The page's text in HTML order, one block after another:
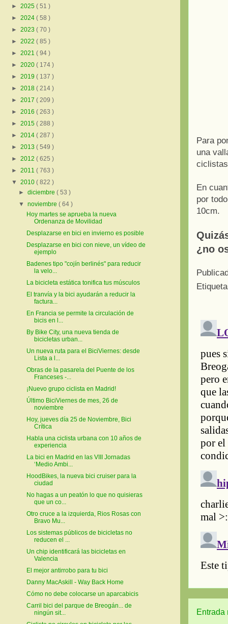
Para
una
En
por
10cm.
¿no
Entrada
► 2025 ( 51 )
► 2024 ( 58 )
► 2023 ( 70 )
► 2022 ( 85 )
► 2021 ( 94 )
► 2020 ( 174 )
► 2019 ( 137 )
► 2018 ( 214 )
► 2017 ( 209 )
► 2016 ( 263 )
► 2015 ( 288 )
► 2014 ( 287 )
► 2013 ( 549 )
► 2012 ( 625 )
► 2011 ( 763 )
▼ 2010 ( 822 )
►diciembre( 53 )
▼noviembre( 64 )
Hoy martes se aprueba la nueva
Ordenanza de Movilidad
Desplazarse en bici en invierno es posible
Desplazarse en bici con nieve, un vídeo de
ejemplo
Badenes tipo "cojín berlinés" para reducir
la velo...
La bicicleta estática tonifica tus músculos
El tranvía y la bici ayudarán a reducir la
factura...
En Francia se permite la circulación de
bicis en l...
By Bike City, una nueva tienda de
bicicletas urban...
Un nueva ruta para el BiciViernes: desde
Lista a l...
Obras de la pasarela del Puente de los
Franceses -...
¡Nuevo grupo ciclista en Madrid!
Último BiciViernes de mes, 26 de
noviembre
Hoy, jueves día 25 de Noviembre, Bici
Crítica
Habla una ciclista urbana con 10 años de
experiencia
La bici en Madrid en las VIII Jornadas
‘Medio Ambi...
HoodBikes, la nueva bici cruiser para la
ciudad
No hagas a un peatón lo que no quisieras
que un co...
Otro cruce a la izquierda, Rios Rosas con
Bravo Mu...
Los sistemas públicos de bicicletas no
reducen el ...
Un chip identificará las bicicletas en
Valencia
El mejor antirrobo para tu bici
Danny MacAskill - Way Back Home
Cómo no debe colocarse un aparcabicis
Carril bici del parque de Breogán... de
ningún sit...